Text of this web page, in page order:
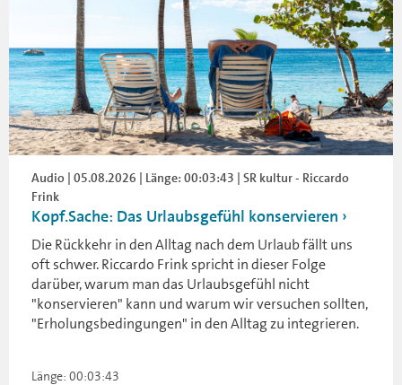
Audio | 05.08.2026 | Länge: 00:03:43 | SR kultur - Riccardo
Frink
Kopf.Sache: Das Urlaubsgefühl konservieren
Die Rückkehr in den Alltag nach dem Urlaub fällt uns
oft schwer. Riccardo Frink spricht in dieser Folge
darüber, warum man das Urlaubsgefühl nicht
"konservieren" kann und warum wir versuchen sollten,
"Erholungsbedingungen" in den Alltag zu integrieren.
Länge: 00:03:43